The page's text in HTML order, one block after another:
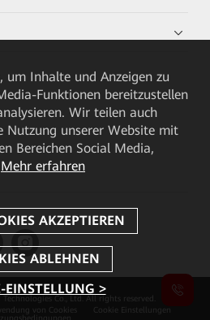
Co., Ltd. All rights reserved.
von Cookies
Cookie Einstellungen
um Inhalte und Anzeigen zu
Funktionen bereitzustellen
Wir teilen auch
Nutzung unserer Website mit
Bereichen Social Media,
Mehr erfahren
EINSTELLUNG >